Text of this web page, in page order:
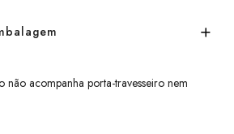
não acompanha porta-travesseiro nem